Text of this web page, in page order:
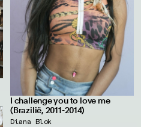
I challenge you to love me
(Brazilië, 2011-2014)
Diana Blok